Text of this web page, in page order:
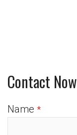
Contact Now
Name *